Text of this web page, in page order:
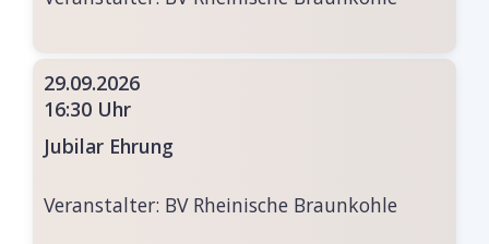
29.09.2026
16:30 Uhr
Jubilar Ehrung
Veranstalter: BV Rheinische Braunkohle